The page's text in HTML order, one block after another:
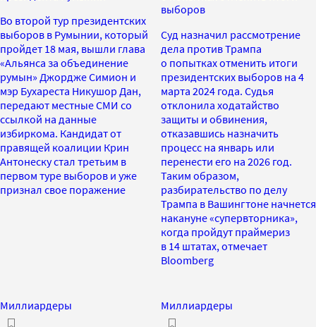
Во второй тур президентских
выборов в Румынии, который
пройдет 18 мая, вышли глава
«Альянса за объединение
румын» Джордже Симион и
мэр Бухареста Никушор Дан,
передают местные СМИ со
ссылкой на данные
избиркома. Кандидат от
правящей коалиции Крин
Антонеску стал третьим в
первом туре выборов и уже
признал свое поражение
выборов
Суд назначил рассмотрение
дела против Трампа
о попытках отменить итоги
президентских выборов на 4
марта 2024 года. Судья
отклонила ходатайство
защиты и обвинения,
отказавшись назначить
процесс на январь или
перенести его на 2026 год.
Таким образом,
разбирательство по делу
Трампа в Вашингтоне начнется
накануне «супервторника»,
когда пройдут праймериз
в 14 штатах, отмечает
Bloomberg
Миллиардеры Миллиардеры